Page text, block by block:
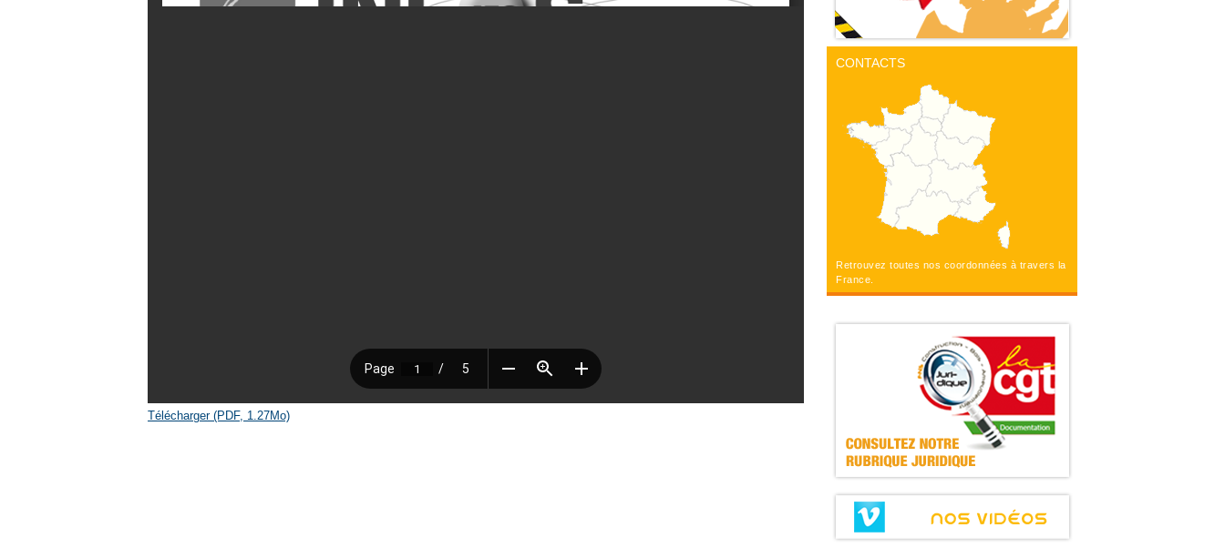
CONTACTS
Retrouvez toutes nos coordonnées à travers la
France.
Télécharger (PDF, 1.27Mo)